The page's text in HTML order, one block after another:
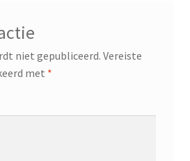
niet gepubliceerd. Vereiste
met *